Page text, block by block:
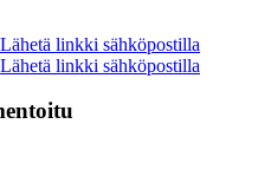
Lähetä linkki sähköpostilla
Lähetä linkki sähköpostilla